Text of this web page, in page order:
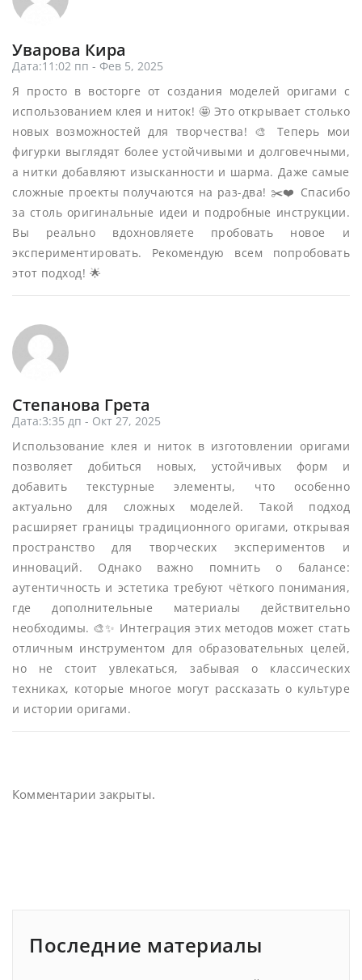
Уварова Кира
Дата:11:02 пп - Фев 5, 2025
Я просто в восторге от создания моделей оригами с
использованием клея и ниток! 🤩 Это открывает столько
новых возможностей для творчества! 🎨 Теперь мои
фигурки выглядят более устойчивыми и долговечными,
а нитки добавляют изысканности и шарма. Даже самые
сложные проекты получаются на раз-два! ✂️❤️ Спасибо
за столь оригинальные идеи и подробные инструкции.
Вы реально вдохновляете пробовать новое и
экспериментировать. Рекомендую всем попробовать
этот подход! 🌟
Степанова Грета
Дата:3:35 дп - Окт 27, 2025
Использование клея и ниток в изготовлении оригами
позволяет добиться новых, устойчивых форм и
добавить текстурные элементы, что особенно
актуально для сложных моделей. Такой подход
расширяет границы традиционного оригами, открывая
пространство для творческих экспериментов и
инноваций. Однако важно помнить о балансе:
аутентичность и эстетика требуют чёткого понимания,
где дополнительные материалы действительно
необходимы. 🎨✨ Интеграция этих методов может стать
отличным инструментом для образовательных целей,
но не стоит увлекаться, забывая о классических
техниках, которые многое могут рассказать о культуре
и истории оригами.
Комментарии закрыты.
Последние материалы